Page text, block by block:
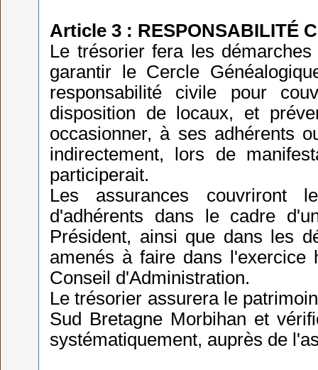
Article 3 : RESPONSABILITÉ
Le trésorier fera les
garantir le Cercle
responsabilité civile pour
disposition de locaux, et
occasionner, à ses adhérents
indirectement, lors de
participerait.
Les assurances couvriront
d'adhérents dans le cadre
Président, ainsi que dans les
amenés à faire dans l'exercice
Conseil d'Administration.
Le trésorier assurera le
Sud Bretagne Morbihan et
systématiquement, auprès de